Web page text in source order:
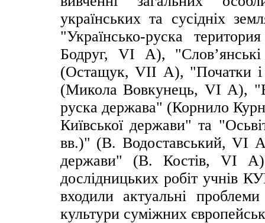
українських та сусідніх
"Українсько-руска
Бодруг, VІ А),
(Остащук, VІІ А), "Початки і
(Микола Вовкунець, VІ А),
руска держава" (Корнило
Київської держави" та
вв.)" (В. Водоставський, VІ
держави" (В. Костів, VІ А)
дослідницьких робіт учнів
входили актуальні
культури суміжних